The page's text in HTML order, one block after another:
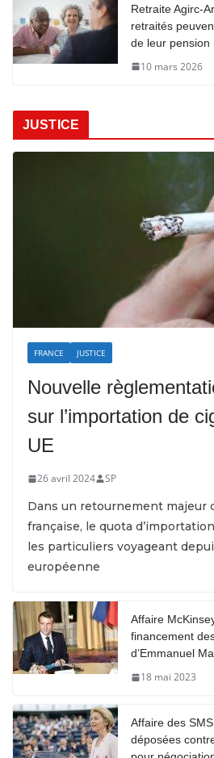
Retraite Agirc-
retraités
de leur pension
10 mars 2026
JUSTICE
FRANCE JUSTICE
Nouvelle
sur l’importation de
UE
26 avril 2024 SP
Dans un retournement majeur
française, le quota
les particuliers voyageant
européenne
Affaire
financement
d’Emmanuel
18 mai 2023
Affaire des
déposées